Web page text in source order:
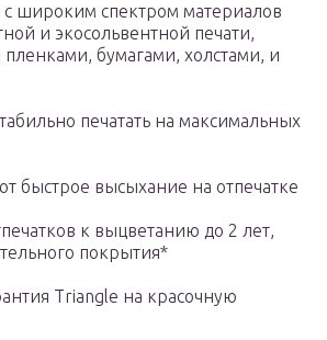
широким спектром материалов
и экосольвентной печати,
бумагами, холстами, и
печатать на максимальных
быстрое высыхание на отпечатке
к выцветанию до 2 лет,
покрытия*
Triangle на красочную